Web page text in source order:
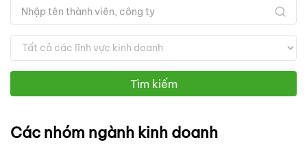
Tìm kiếm
Các nhóm ngành kinh doanh